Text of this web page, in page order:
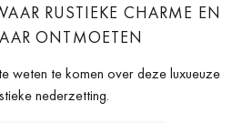
RUSTIEKE CHARME EN
ONTMOETEN
weten te komen over deze luxueuze
nederzetting.